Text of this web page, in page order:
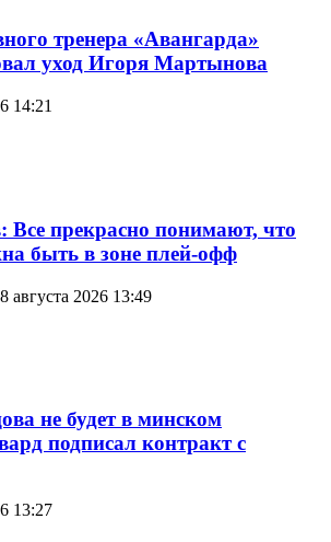
тренера «Авангарда»
уход Игоря Мартынова
14:21
прекрасно понимают, что
быть в зоне плей-офф
августа 2026 13:49
не будет в минском
подписал контракт с
13:27